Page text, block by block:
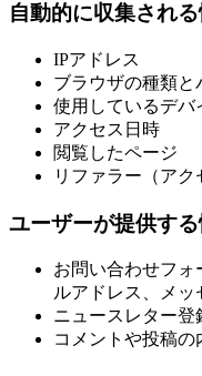
自動的に収集され
IPアドレス
ブラウザの種類と
使用しているデバ
アクセス日時
閲覧したページ
リファラー（アク
ユーザーが提供す
お問い合わせフォ
ルアドレス、メッ
ニュースレター登
コメントや投稿の